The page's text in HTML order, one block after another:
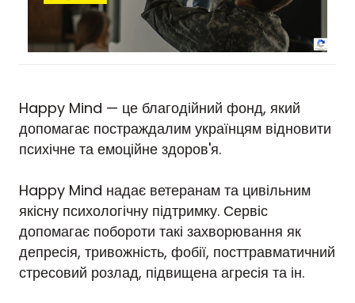
Happy Mind — це благодійний фонд, який
допомагає постраждалим українцям відновити
психічне та емоційне здоров'я.
Happy Mind надає ветеранам та цивільним
якісну психологічну підтримку. Сервіс
допомагає побороти такі захворювання як
депресія, тривожність, фобії, посттравматичний
стресовий розлад, підвищена агресія та ін.